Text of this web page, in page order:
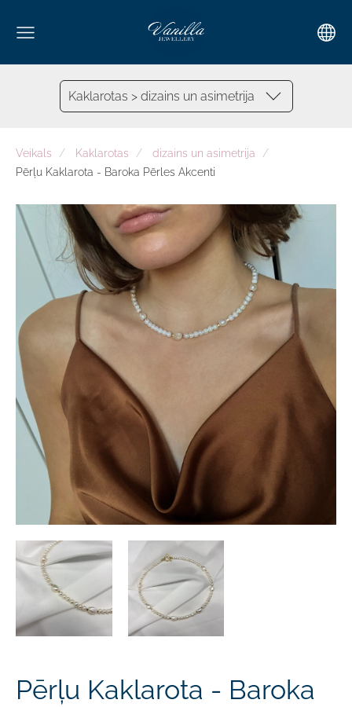
Kaklarotas > dizains un asimetrija
Veikals Kaklarotas
dizains un asimetrija
Pērļu Kaklarota - Baroka Pērles Akcenti
Pērļu Kaklarota - Baroka